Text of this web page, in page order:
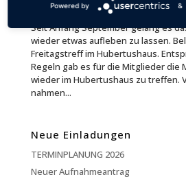
Das Vereinsleben flackert
Seit Anfang September gelang es
wieder etwas aufleben zu lassen.
Freitagstreff im Hubertushaus.
Regeln gab es für die Mitglieder die
wieder im Hubertushaus zu treffen.
nahmen...
Neue Einladungen
TERMINPLANUNG 2026
Neuer Aufnahmeantrag
Powered by &